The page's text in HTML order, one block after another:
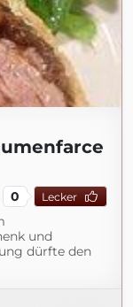
0 Lecker
und
dürfte den